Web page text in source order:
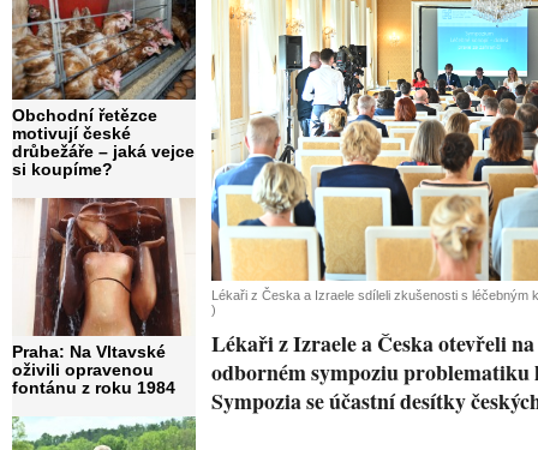
Obchodní řetězce
motivují české
drůbežáře – jaká vejce
si koupíme?
Praha: Na Vltavské
oživili opravenou
fontánu z roku 1984
Lékaři z Česka a Izraele sdíleli zkušenosti s léčebným
)
Lékaři z Izraele a Česka otevřeli
odborném sympoziu problematiku
Sympozia se účastní desítky